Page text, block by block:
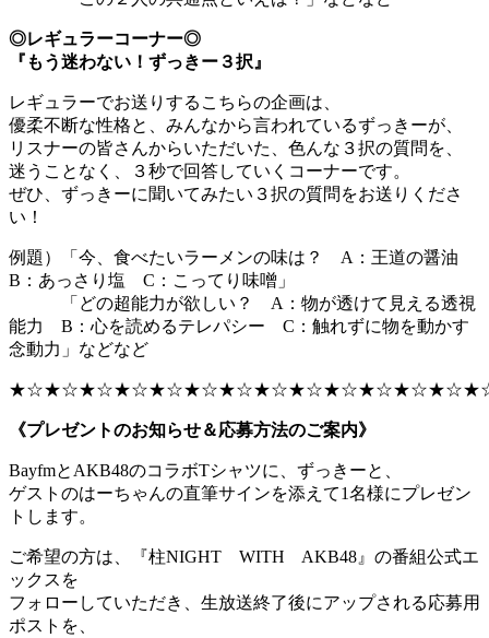
◎レギュラーコーナー◎
『もう迷わない！ずっきー３択』
レギュラーでお送りするこちらの企画は、
優柔不断な性格と、みんなから言われているずっきーが、
リスナーの皆さんからいただいた、色んな３択の質問を、
迷うことなく、３秒で回答していくコーナーです。
ぜひ、ずっきーに聞いてみたい３択の質問をお送りくださ
い！
例題）「今、食べたいラーメンの味は？ A：王道の醤油
B：あっさり塩 C：こってり味噌」
「どの超能力が欲しい？ A：物が透けて見える透視
能力 B：心を読めるテレパシー C：触れずに物を動かす
念動力」などなど
《プレゼントのお知らせ＆応募方法のご案内》
BayfmとAKB48のコラボTシャツに、ずっきーと、
ゲストのはーちゃんの直筆サインを添えて1名様にプレゼン
トします。
ご希望の方は、『柱NIGHT WITH AKB48』の番組公式エ
ックスを
フォローしていただき、生放送終了後にアップされる応募用
ポストを、